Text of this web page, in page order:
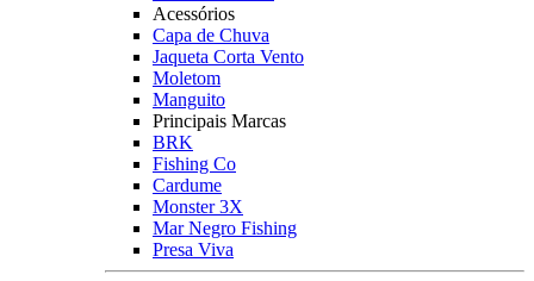
Acessórios
Capa de Chuva
Jaqueta Corta Vento
Moletom
Manguito
Principais Marcas
BRK
Fishing Co
Cardume
Monster 3X
Mar Negro Fishing
Presa Viva